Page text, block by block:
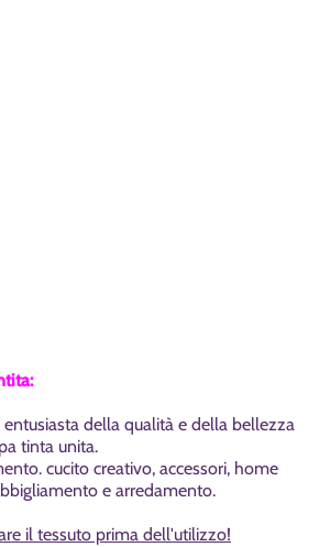
entusiasta della qualità e della bellezza
tinta unita.
cucito creativo, accessori, home
e arredamento.
il tessuto prima dell'utilizzo!